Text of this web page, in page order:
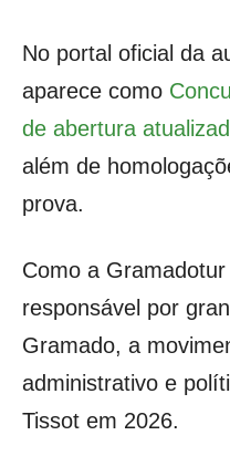
No portal oficial da
aparece como
de abertura
além de
prova.
Como a
responsável por
Gramado, a
administrativo e
Tissot em 2026.